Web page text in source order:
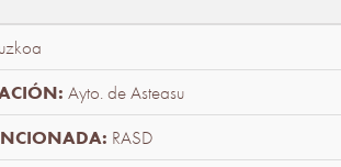
Ayto. de Asteasu
RASD